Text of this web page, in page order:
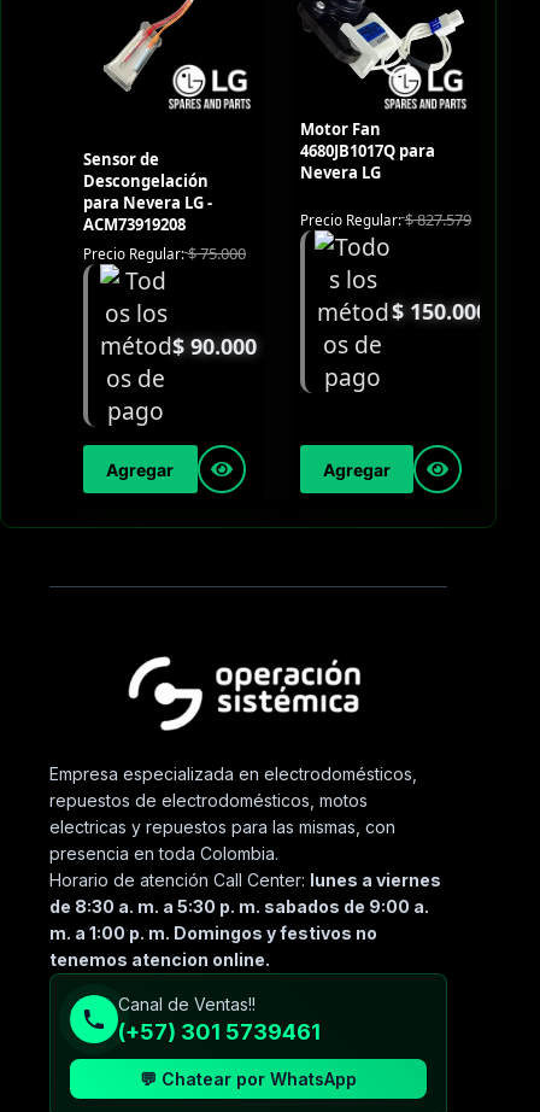
Sensor de
Descongelación
para Nevera LG -
ACM73919208
Precio Regular:$75.000
$90.000
Agregar
Motor Fan
4680JB1017Q para
Nevera LG
Precio Regular:$827.579
$150.000
Agregar
Empresa especializada en electrodomésticos,
repuestos de electrodomésticos, motos
electricas y repuestos para las mismas, con
presencia en toda Colombia.
Horario de atención Call Center: lunes a viernes
de 8:30 a. m. a 5:30 p. m. sabados de 9:00 a.
m. a 1:00 p. m. Domingos y festivos no
tenemos atencion online.
Canal de Ventas!!
(+57) 301 5739461
💬 Chatear por WhatsApp